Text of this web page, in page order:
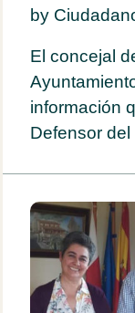
by
El concejal
información
Defensor